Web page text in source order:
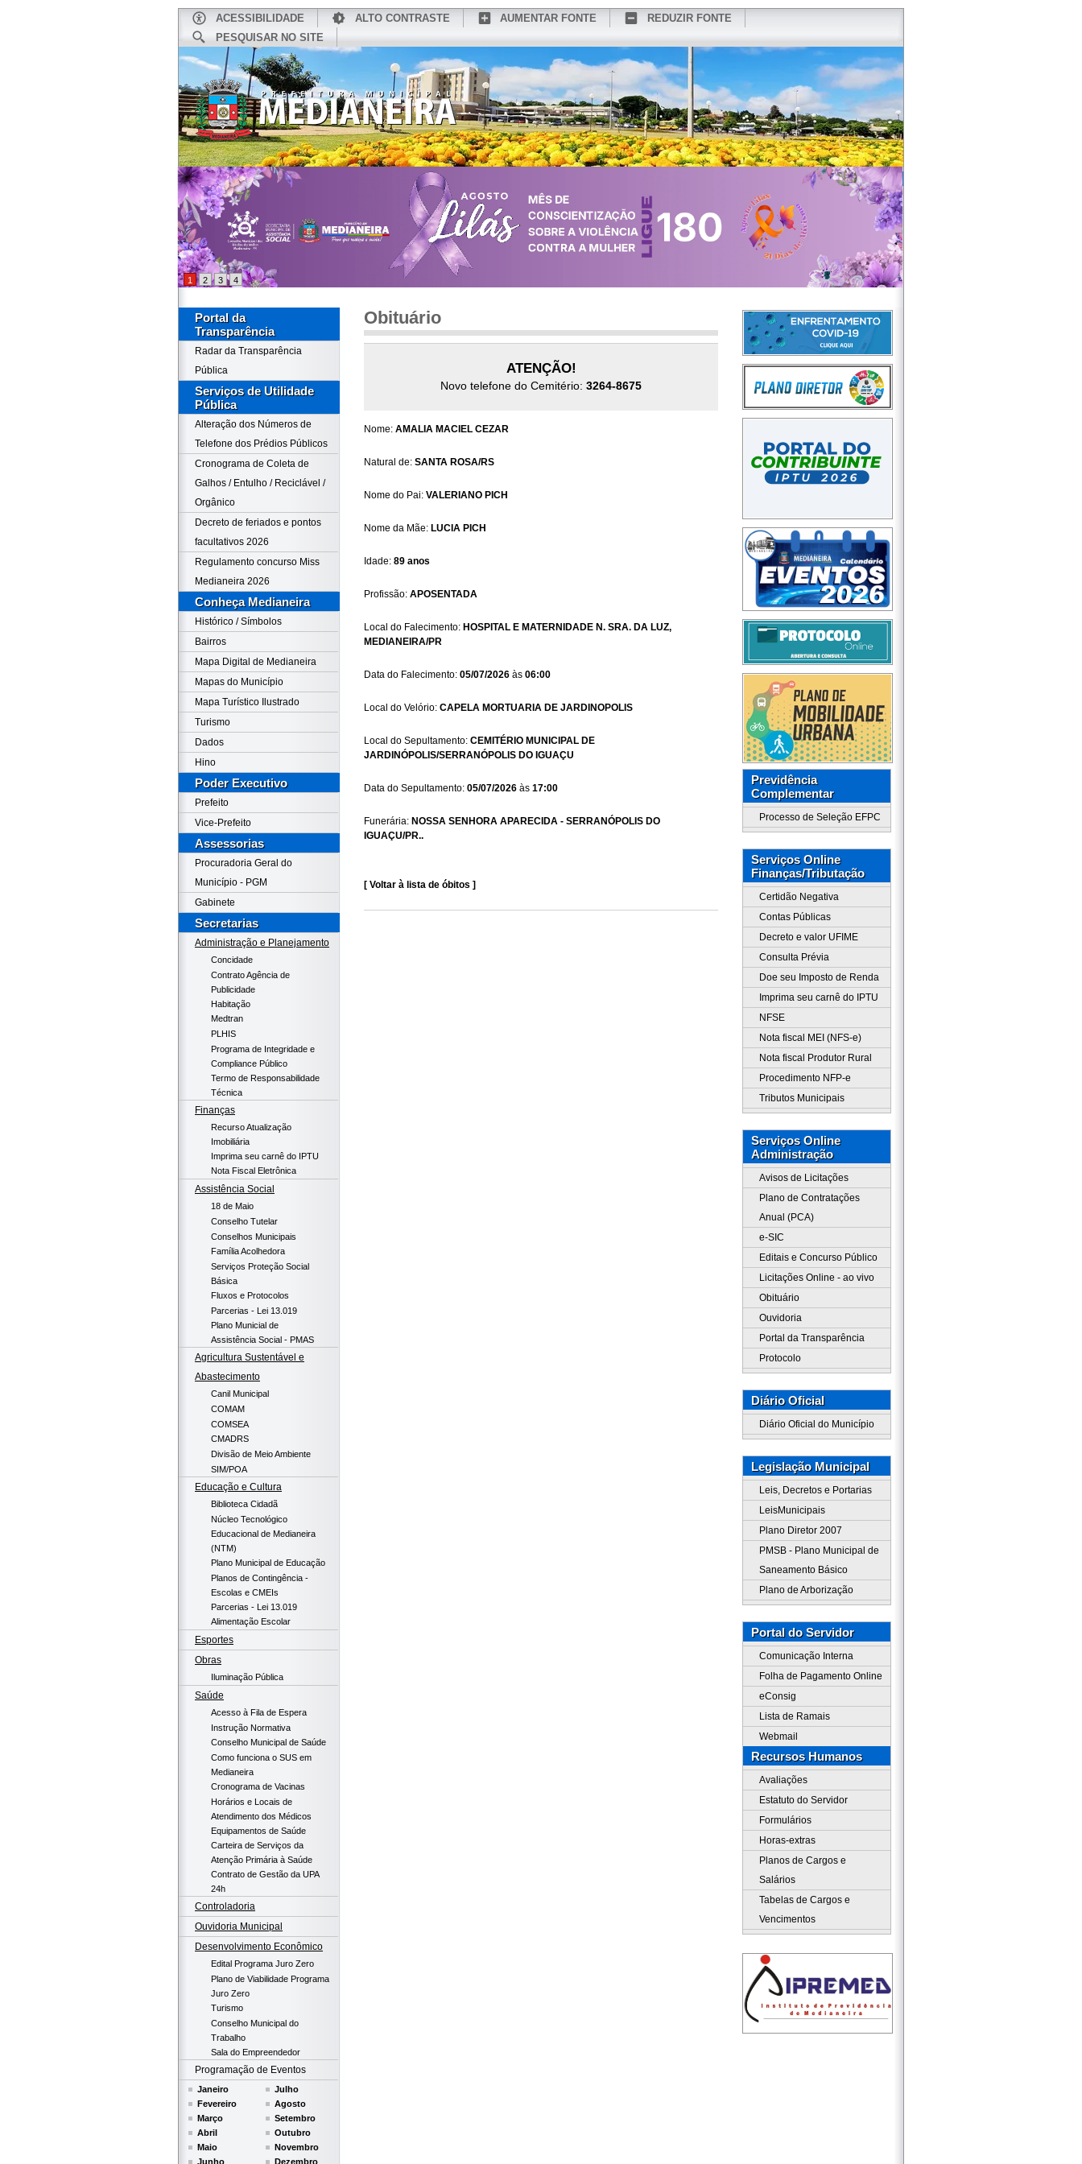
ACESSIBILIDADE ALTO CONTRASTE AUMENTAR FONTE
REDUZIR FONTE
PESQUISAR NO SITE
CONHEÇA MEDIANEIRA REDES SOCIAIS WEBMAIL
1 2 3 4
Portal da
Transparência
Radar da Transparência
Pública
Serviços de Utilidade
Pública
Alteração dos Números de
Telefone dos Prédios Públicos
Cronograma de Coleta de
Galhos / Entulho / Reciclável /
Orgânico
Decreto de feriados e pontos
facultativos 2026
Regulamento concurso Miss
Medianeira 2026
Conheça Medianeira
Histórico / Símbolos
Bairros
Mapa Digital de Medianeira
Mapas do Município
Mapa Turístico Ilustrado
Turismo
Dados
Hino
Poder Executivo
Prefeito
Vice-Prefeito
Assessorias
Procuradoria Geral do
Município - PGM
Gabinete
Secretarias
Administração e Planejamento
Concidade
Contrato Agência de
Publicidade
Habitação
Medtran
PLHIS
Programa de Integridade e
Compliance Público
Termo de Responsabilidade
Técnica
Finanças
Recurso Atualização
Imobiliária
Imprima seu carnê do IPTU
Nota Fiscal Eletrônica
Assistência Social
18 de Maio
Conselho Tutelar
Conselhos Municipais
Família Acolhedora
Serviços Proteção Social
Básica
Fluxos e Protocolos
Parcerias - Lei 13.019
Plano Municial de
Assistência Social - PMAS
Agricultura Sustentável e
Abastecimento
Canil Municipal
COMAM
COMSEA
CMADRS
Divisão de Meio Ambiente
SIM/POA
Educação e Cultura
Biblioteca Cidadã
Núcleo Tecnológico
Educacional de Medianeira
(NTM)
Plano Municipal de Educação
Planos de Contingência -
Escolas e CMEIs
Parcerias - Lei 13.019
Alimentação Escolar
Esportes
Obras
Iluminação Pública
Saúde
Acesso à Fila de Espera
Instrução Normativa
Conselho Municipal de Saúde
Como funciona o SUS em
Medianeira
Cronograma de Vacinas
Horários e Locais de
Atendimento dos Médicos
Equipamentos de Saúde
Carteira de Serviços da
Atenção Primária à Saúde
Contrato de Gestão da UPA
24h
Controladoria
Ouvidoria Municipal
Desenvolvimento Econômico
Edital Programa Juro Zero
Plano de Viabilidade Programa
Juro Zero
Turismo
Conselho Municipal do
Trabalho
Sala do Empreendedor
Programação de Eventos
Janeiro
Fevereiro
Março
Abril
Maio
Junho
Julho
Agosto
Setembro
Outubro
Novembro
Dezembro
Obituário
ATENÇÃO!
Novo telefone do Cemitério: 3264-8675
Nome: AMALIA MACIEL CEZAR
Natural de: SANTA ROSA/RS
Nome do Pai: VALERIANO PICH
Nome da Mãe: LUCIA PICH
Idade: 89 anos
Profissão: APOSENTADA
Local do Falecimento: HOSPITAL E MATERNIDADE N. SRA. DA LUZ,
MEDIANEIRA/PR
Data do Falecimento: 05/07/2026 às 06:00
Local do Velório: CAPELA MORTUARIA DE JARDINOPOLIS
Local do Sepultamento: CEMITÉRIO MUNICIPAL DE
JARDINÓPOLIS/SERRANÓPOLIS DO IGUAÇU
Data do Sepultamento: 05/07/2026 às 17:00
Funerária: NOSSA SENHORA APARECIDA - SERRANÓPOLIS DO
IGUAÇU/PR..
[ Voltar à lista de óbitos ]
Previdência
Complementar
Processo de Seleção EFPC
Serviços Online
Finanças/Tributação
Certidão Negativa
Contas Públicas
Decreto e valor UFIME
Consulta Prévia
Doe seu Imposto de Renda
Imprima seu carnê do IPTU
NFSE
Nota fiscal MEI (NFS-e)
Nota fiscal Produtor Rural
Procedimento NFP-e
Tributos Municipais
Serviços Online
Administração
Avisos de Licitações
Plano de Contratações
Anual (PCA)
e-SIC
Editais e Concurso Público
Licitações Online - ao vivo
Obituário
Ouvidoria
Portal da Transparência
Protocolo
Diário Oficial
Diário Oficial do Município
Legislação Municipal
Leis, Decretos e Portarias
LeisMunicipais
Plano Diretor 2007
PMSB - Plano Municipal de
Saneamento Básico
Plano de Arborização
Portal do Servidor
Comunicação Interna
Folha de Pagamento Online
eConsig
Lista de Ramais
Webmail
Recursos Humanos
Avaliações
Estatuto do Servidor
Formulários
Horas-extras
Planos de Cargos e
Salários
Tabelas de Cargos e
Vencimentos